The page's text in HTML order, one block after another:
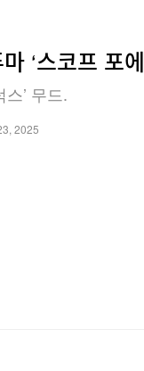
‘스코프 포
스’ 무드.
2025